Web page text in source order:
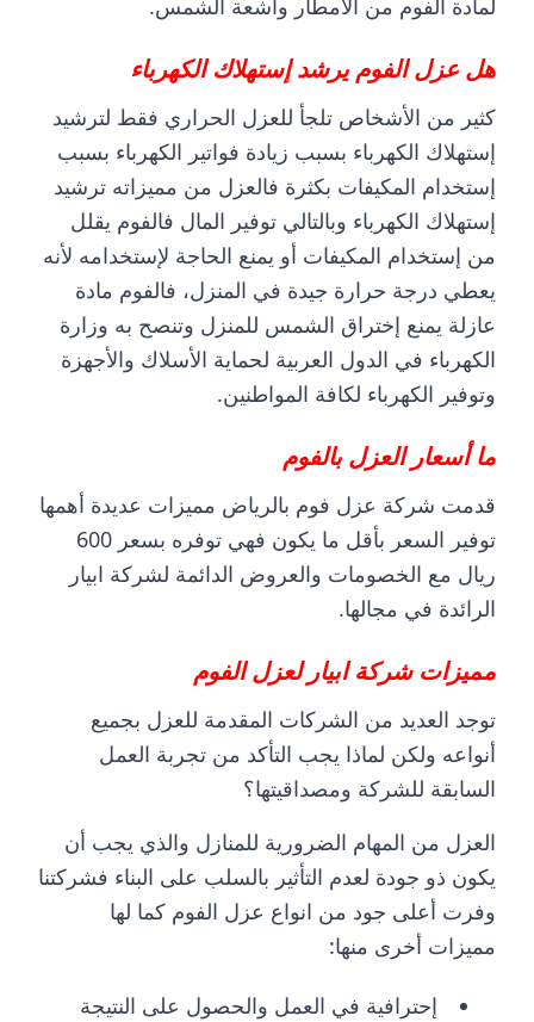
لمادة الفوم من الأمطار وأشعة الشمس.
هل عزل الفوم يرشد إستهلاك الكهرباء
كثير من الأشخاص تلجأ للعزل الحراري فقط لترشيد
إستهلاك الكهرباء بسبب زيادة فواتير الكهرباء بسبب
إستخدام المكيفات بكثرة فالعزل من مميزاته ترشيد
إستهلاك الكهرباء وبالتالي توفير المال فالفوم يقلل
من إستخدام المكيفات أو يمنع الحاجة لإستخدامه لأنه
يعطي درجة حرارة جيدة في المنزل، فالفوم مادة
عازلة يمنع إختراق الشمس للمنزل وتنصح به وزارة
الكهرباء في الدول العربية لحماية الأسلاك والأجهزة
وتوفير الكهرباء لكافة المواطنين.
ما أسعار العزل بالفوم
قدمت شركة عزل فوم بالرياض مميزات عديدة أهمها
توفير السعر بأقل ما يكون فهي توفره بسعر 600
ريال مع الخصومات والعروض الدائمة لشركة ابيار
الرائدة في مجالها.
مميزات شركة ابيار لعزل الفوم
توجد العديد من الشركات المقدمة للعزل بجميع
أنواعه ولكن لماذا يجب التأكد من تجربة العمل
السابقة للشركة ومصداقيتها؟
العزل من المهام الضرورية للمنازل والذي يجب أن
يكون ذو جودة لعدم التأثير بالسلب على البناء فشركتنا
وفرت أعلى جود من انواع عزل الفوم كما لها
مميزات أخرى منها:
إحترافية في العمل والحصول على النتيجة